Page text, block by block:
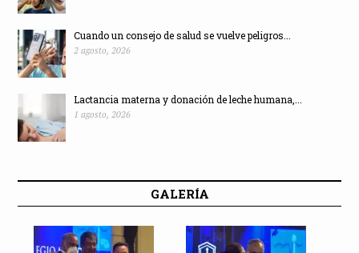
Cuando un consejo de salud se vuelve peligros...
2 agosto, 2026
Lactancia materna y donación de leche humana,...
1 agosto, 2026
GALERÍA